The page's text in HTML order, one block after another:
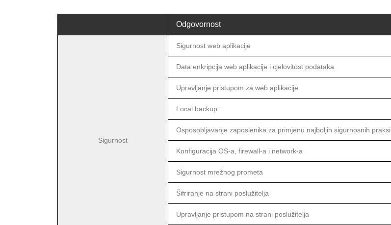
Odgovornost
Sigurnost
Sigurnost web aplikacije
Data enkripcija web aplikacije i cjelovitost podataka
Upravljanje pristupom za web aplikacije
Local backup
Osposobljavanje zaposlenika za primjenu najboljih sigurnosnih praksi
Konfiguracija OS-a, firewall-a i network-a
Sigurnost mrežnog prometa
Šifriranje na strani poslužitelja
Upravljanje pristupom na strani poslužitelja